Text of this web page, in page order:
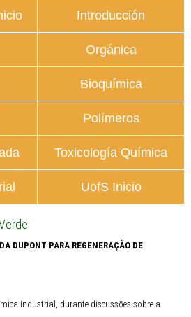
Introducción
Orgánica
Bioquímica
Polímeros
Toxicología Química
UofS Inicio
DUPONT PARA REGENERAÇÃO DE
Industrial, durante discussões sobre a